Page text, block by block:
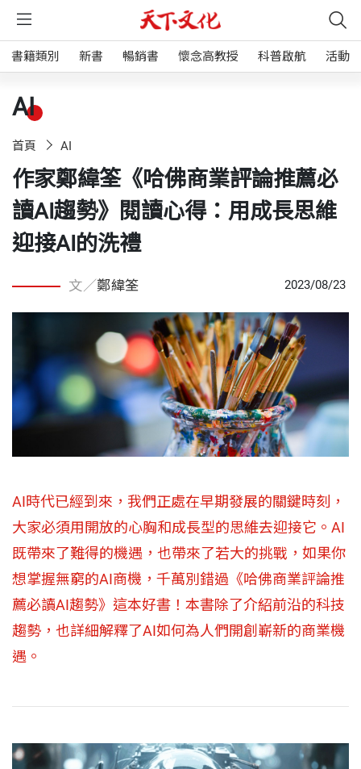
書籍類別 新書 暢銷書 懷念高教授 科普啟航 活動
AI
首頁 AI
作家鄭緯筌《哈佛商業評論推薦必
讀AI趨勢》閱讀心得：用成長思維
迎接AI的洗禮
文／鄭緯筌 2023/08/23
AI時代已經到來，我們正處在早期發展的關鍵時刻，
大家必須用開放的心胸和成長型的思維去迎接它。AI
既帶來了難得的機遇，也帶來了若大的挑戰，如果你
想掌握無窮的AI商機，千萬別錯過《哈佛商業評論推
薦必讀AI趨勢》這本好書！本書除了介紹前沿的科技
趨勢，也詳細解釋了AI如何為人們開創嶄新的商業機
遇。